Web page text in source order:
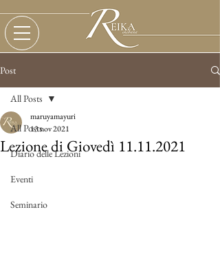
Post
All Posts
Diario delle Lezioni
Eventi
Seminario
All Posts
Lezione di Giovedì 11.11.2021
maruyamayuri
13 nov 2021